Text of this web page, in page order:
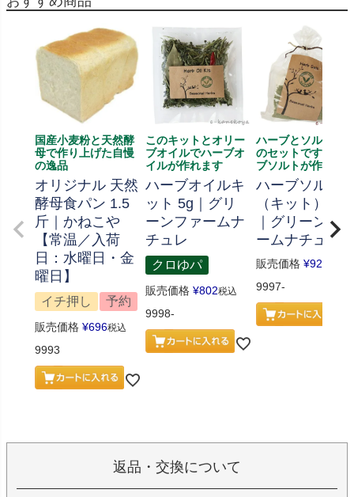
国産小麦粉と天然酵
母で作り上げた自慢
の逸品
オリジナル 天然
酵母食パン 1.5
斤｜かねこや
【常温／入荷
日：水曜日・金
曜日】
イチ押し 予約
販売価格 ¥696税込
9993
このキットとオリー
ブオイルでハーブオ
イルが作れます
ハーブオイルキ
ット 5g｜グリ
ーンファームナ
チュレ
クロゆパ
販売価格 ¥802税込
9998-
ハーブとソルト、
のセットです、ハ
ブソルトが作れま
ハーブソルト
（キット） 70g
｜グリーンフ
ームナチュレ
販売価格 ¥926
9997-
返品・交換について